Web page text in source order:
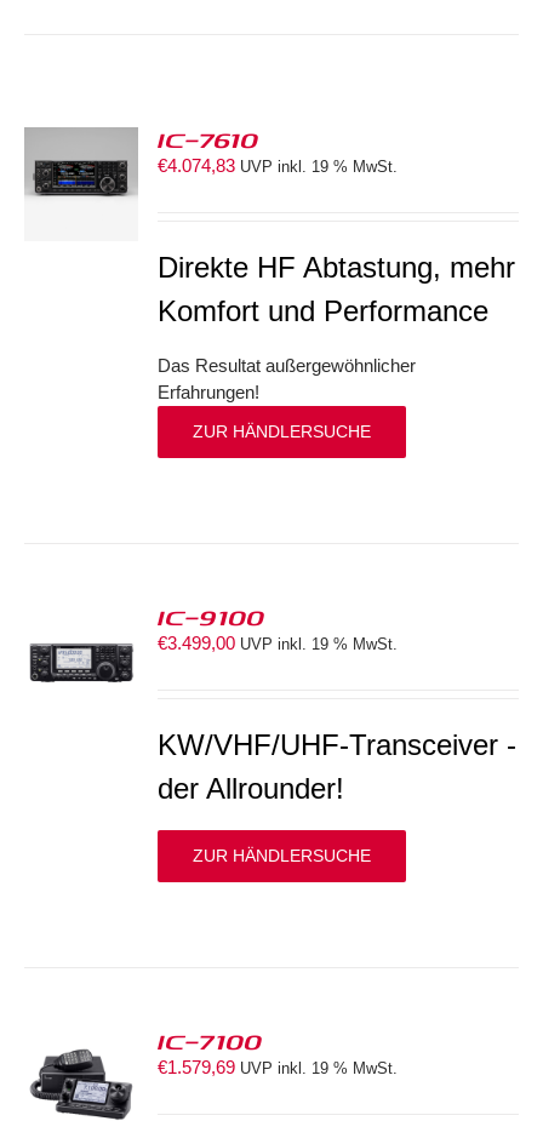
IC-7610
€4.074,83 UVP inkl. 19 % MwSt.
Direkte HF Abtastung, mehr
Komfort und Performance
Das Resultat außergewöhnlicher
Erfahrungen!
ZUR HÄNDLERSUCHE
IC-9100
€3.499,00 UVP inkl. 19 % MwSt.
KW/VHF/UHF-Transceiver -
der Allrounder!
ZUR HÄNDLERSUCHE
IC-7100
€1.579,69 UVP inkl. 19 % MwSt.